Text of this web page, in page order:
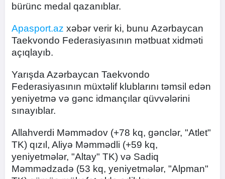
bürünc medal qazanıblar.
Apasport.az xəbər verir ki, bunu Azərbaycan
Taekvondo Federasiyasının mətbuat xidməti
açıqlayıb.
Yarışda Azərbaycan Taekvondo
Federasiyasının müxtəlif klublarını təmsil edən
yeniyetmə və gənc idmançılar qüvvələrini
sınayıblar.
Allahverdi Məmmədov (+78 kq, gənclər, "Atlet"
TK) qızıl, Aliyə Məmmədli (+59 kq,
yeniyetmələr, "Altay" TK) və Sadiq
Məmmədzadə (53 kq, yeniyetmələr, "Alpman"